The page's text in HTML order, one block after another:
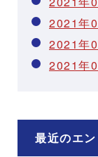
2021年
2021年
2021年
最近のエ